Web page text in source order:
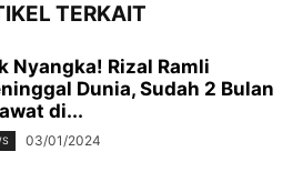
TERKAIT
Nyangka! Rizal Ramli
Dunia, Sudah 2 Bulan
di...
03/01/2024